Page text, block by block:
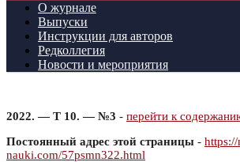
О журнале
Выпуски
Инструкции для авторов
Редколлегия
Новости и мероприятия
2022. — Т 10. — №3 - перейти к
Постоянный адрес этой страницы -
nauki.com/57psmn322.html